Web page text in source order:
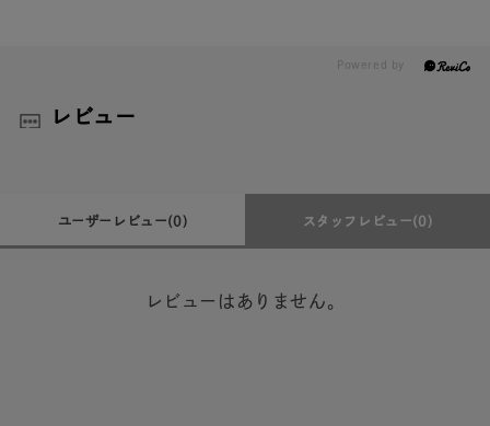
レビュー
ユーザーレビュー(0) スタッフレビュー(0)
レビューはありません。